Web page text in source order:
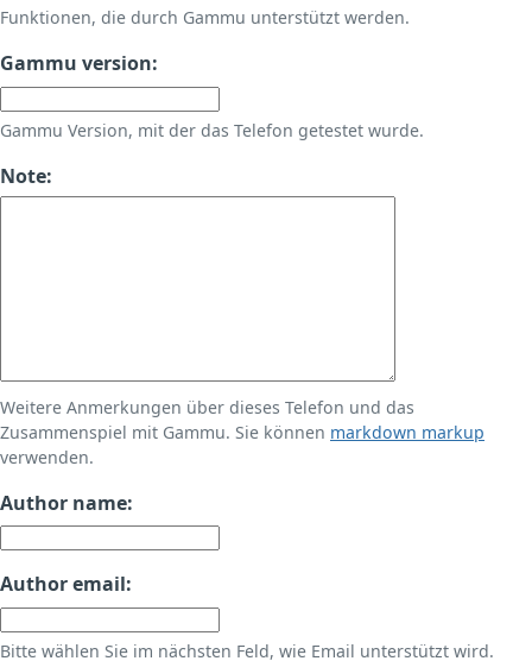
Funktionen, die durch Gammu unterstützt werden.
Gammu version:
Gammu Version, mit der das Telefon getestet wurde.
Note:
Weitere Anmerkungen über dieses Telefon und das
Zusammenspiel mit Gammu. Sie können markdown markup
verwenden.
Author name:
Author email:
Bitte wählen Sie im nächsten Feld, wie Email unterstützt wird.